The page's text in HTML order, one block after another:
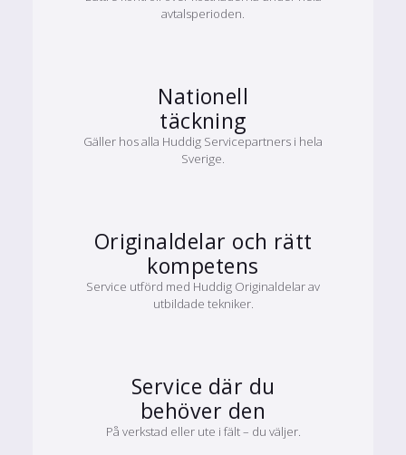
avtalsperioden.
Nationell
täckning
Gäller hos alla Huddig Servicepartners i hela
Sverige.
Originaldelar och rätt
kompetens
Service utförd med Huddig Originaldelar av
utbildade tekniker.
Service där du
behöver den
På verkstad eller ute i fält – du väljer.